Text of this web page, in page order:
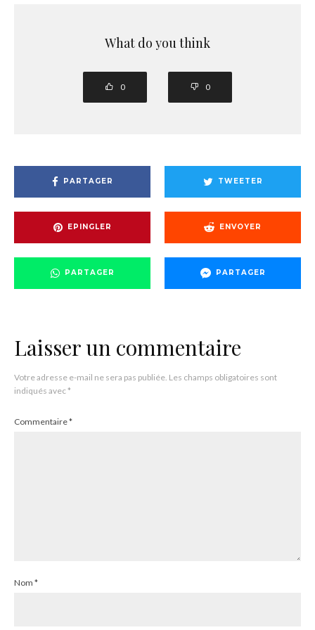
What do you think
0 0
PARTAGER TWEETER
EPINGLER ENVOYER
PARTAGER PARTAGER
Laisser un commentaire
Votre adresse e-mail ne sera pas publiée. Les champs obligatoires sont
indiqués avec*
Commentaire*
Nom *